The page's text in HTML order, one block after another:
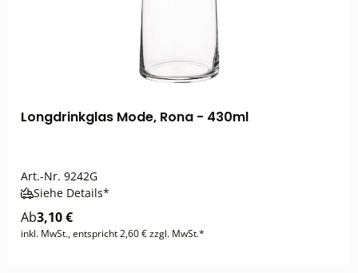
Longdrinkglas Mode, Rona - 430ml
Art.-Nr. 9242G
Siehe Details*
Ab3,10 €
inkl. MwSt., entspricht 2,60 € zzgl. MwSt.*